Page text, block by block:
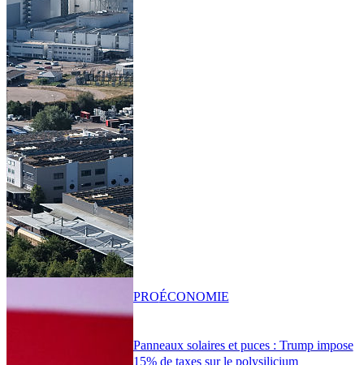
Panneaux solaires et puces : Trump impose
15% de taxes sur le polysilicium
PROÉCONOMIE